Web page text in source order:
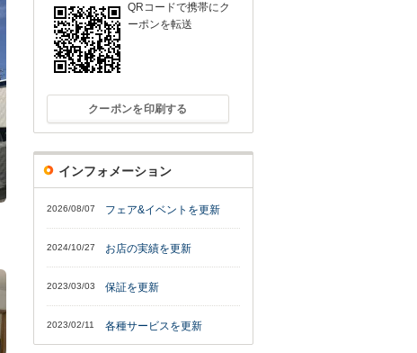
QRコードで携帯にク
ーポンを転送
クーポンを印刷する
インフォメーション
2026/08/07 フェア&イベントを更新
2024/10/27 お店の実績を更新
2023/03/03 保証を更新
2023/02/11 各種サービスを更新